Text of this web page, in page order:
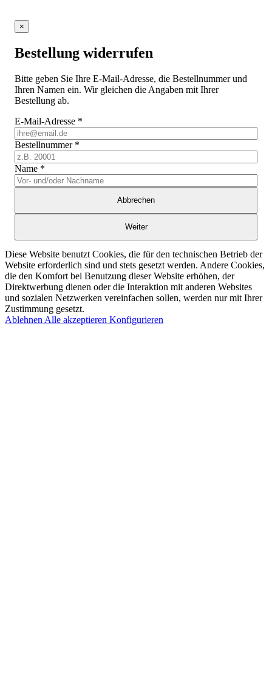
×
Bestellung widerrufen
Bitte geben Sie Ihre E-Mail-Adresse, die Bestellnummer und
Ihren Namen ein. Wir gleichen die Angaben mit Ihrer
Bestellung ab.
E-Mail-Adresse *
Bestellnummer *
Name *
Abbrechen
Weiter
Diese Website benutzt Cookies, die für den technischen Betrieb der
Website erforderlich sind und stets gesetzt werden. Andere Cookies,
die den Komfort bei Benutzung dieser Website erhöhen, der
Direktwerbung dienen oder die Interaktion mit anderen Websites
und sozialen Netzwerken vereinfachen sollen, werden nur mit Ihrer
Zustimmung gesetzt.
Ablehnen Alle akzeptieren Konfigurieren